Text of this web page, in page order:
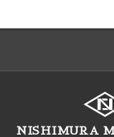
NISHIMURA